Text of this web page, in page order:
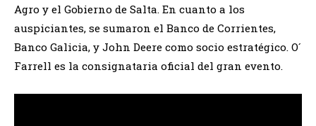
Agro y el Gobierno de Salta. En cuanto a los
auspiciantes, se sumaron el Banco de Corrientes,
Banco Galicia, y John Deere como socio estratégico. O´
Farrell es la consignataria oficial del gran evento.